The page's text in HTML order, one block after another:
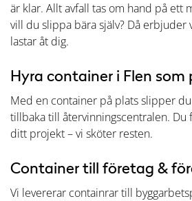
är klar. Allt avfall tas om hand på ett
vill du slippa bära själv? Då erbjuder
lastar åt dig.
Hyra container i Flen som
Med en container på plats slipper
tillbaka till återvinningscentralen. Du
ditt projekt – vi sköter resten.
Container till företag &
Vi levererar containrar till